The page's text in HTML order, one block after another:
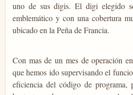
uno de sus digis. El digi elegido
emblemático y con una cobertura
ubicado en la Peña de Francia.
Con mas de un mes de operación
que hemos ido supervisando el
eficiencia del código de programa,